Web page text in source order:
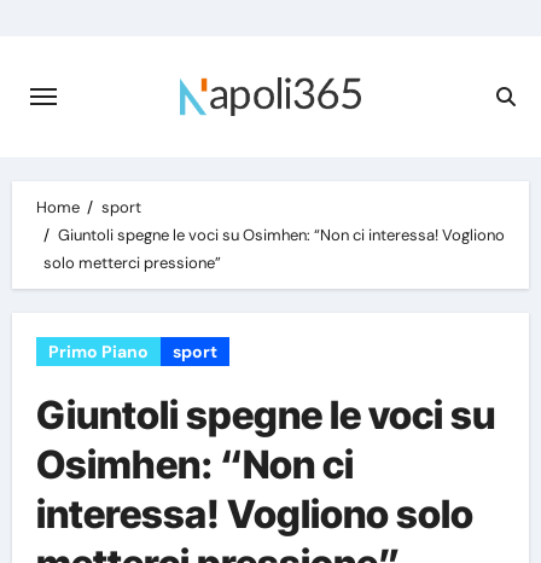
content
Home
sport
Giuntoli spegne le voci su Osimhen: “Non ci interessa! Vogliono
solo metterci pressione”
Primo Piano sport
Giuntoli spegne le voci su
Osimhen: “Non ci
interessa! Vogliono solo